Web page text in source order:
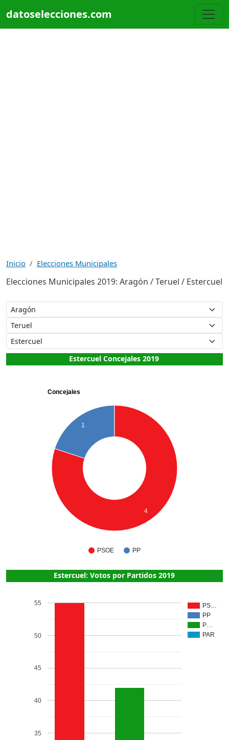
datoselecciones.com
Inicio Elecciones Municipales
Elecciones Municipales 2019: Aragón / Teruel / Estercuel
Estercuel Concejales 2019
Concejales
PSOE PP
1
4
Estercuel: Votos por Partidos 2019
PS…
PP
P…
PAR
35
40
45
50
55